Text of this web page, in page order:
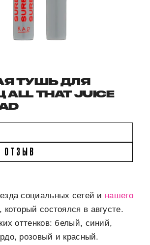
ТУШЬ ДЛЯ
THAT JUICE
ОТЗЫВ
социальных сетей и нашего
который состоялся в августе.
оттенков: белый, синий,
розовый и красный.